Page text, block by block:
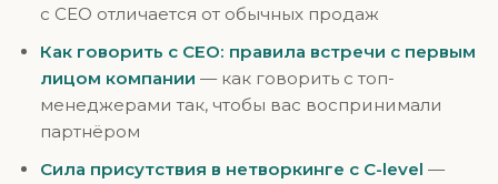
с CEO отличается от обычных продаж
Как говорить с CEO: правила встречи с первым
лицом компании — как говорить с топ-
менеджерами так, чтобы вас воспринимали
партнёром
Сила присутствия в нетворкинге с C-level —